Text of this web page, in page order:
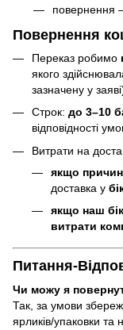
повернення
Повернення
Переказ робимо
якого
зазначену у
Строк: до 3–10
відповідності
Витрати на
якщо
доставка у
якщо наш
витрати
Питання-
Чи можу я
Так, за умови
ярликів/упаковки та